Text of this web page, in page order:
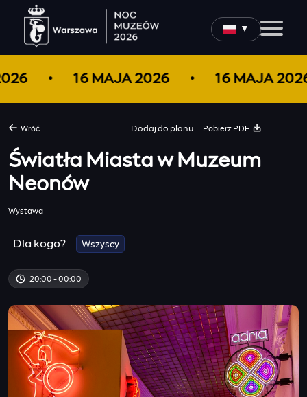
▼
16 MAJA 2026 16 MAJA
Dodaj do planu Pobierz PDF
Wróć
Światła Miasta w Muzeum
Neonów
Wystawa
Dla kogo? Wszyscy
20:00 - 00:00